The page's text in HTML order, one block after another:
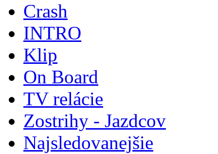
Crash
INTRO
Klip
On Board
TV relácie
Zostrihy - Jazdcov
Najsledovanejšie